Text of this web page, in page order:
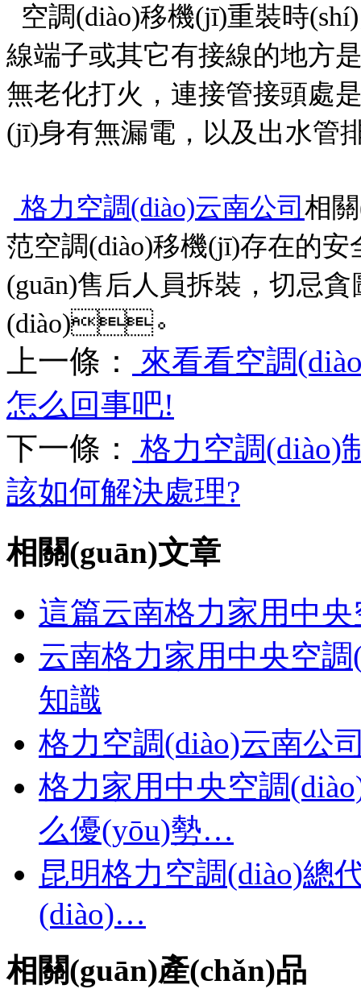
空調(diào)移機(jī)重裝時
線端子或其它有接線的地方是
無老化打火，連接管接頭處
(jī)身有無漏電，以及出水管排
格力空調(diào)云南公司 相
范空調(diào)移機(jī)存在的安
(guān)售后人員拆裝，切忌貪
(diào)。
上一條：
來看看空調
怎么回事吧!
下一條：
格力空調(diào)
該如何解決處理?
相關(guān)文章
這篇云南格力家用中
云南格力家用中央空
知識
格力空調(diào)云南公
格力家用中央空調
么優(yōu)勢…
昆明格力空調(diào)總
(diào)…
相關(guān)產(chǎn)品